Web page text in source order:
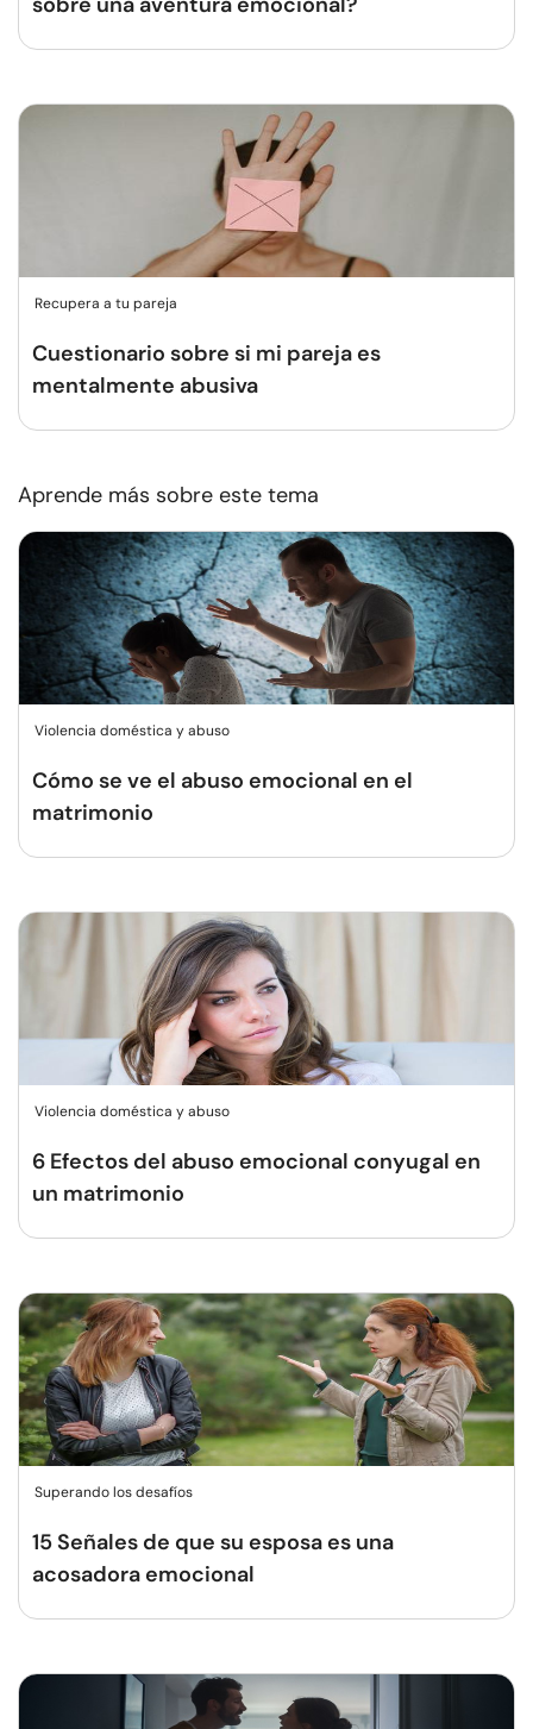
Recupera a tu pareja
Cuestionario sobre si mi pareja es
mentalmente abusiva
Aprende más sobre este tema
Violencia doméstica y abuso
Cómo se ve el abuso emocional en el
matrimonio
Violencia doméstica y abuso
6 Efectos del abuso emocional conyugal en
un matrimonio
Superando los desafíos
15 Señales de que su esposa es una
acosadora emocional